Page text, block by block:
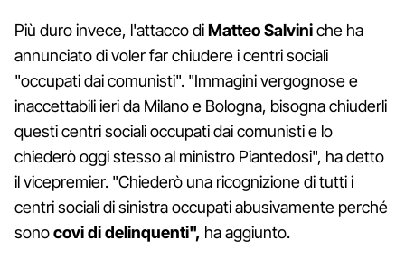
Più duro invece, l'attacco diMatteo Salviniche ha
annunciato di voler far chiudere i centri sociali
"occupati dai comunisti". "Immagini vergognose e
inaccettabili ieri da Milano e Bologna, bisogna chiuderli
questi centri sociali occupati dai comunisti e lo
chiederò oggi stesso al ministro Piantedosi", ha detto
il vicepremier. "Chiederò una ricognizione di tutti i
centri sociali di sinistra occupati abusivamente perché
sonocovi di delinquenti", ha aggiunto.